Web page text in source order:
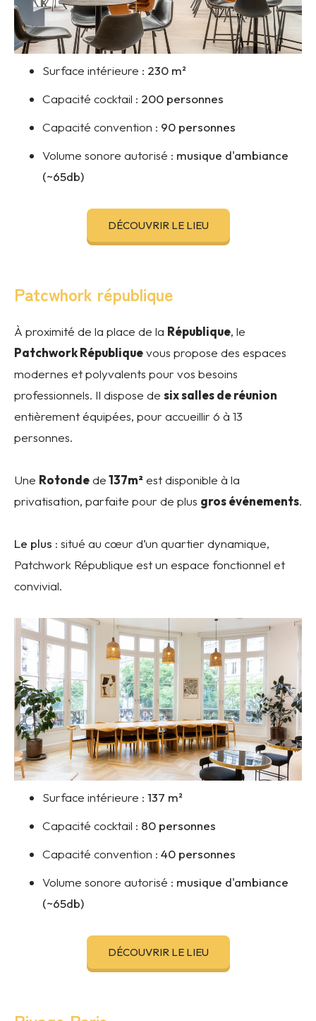
Surface intérieure : 230 m²
Capacité cocktail : 200 personnes
Capacité convention : 90 personnes
Volume sonore autorisé : musique d'ambiance
(~65db)
DÉCOUVRIR LE LIEU
Patcwhork république
À proximité de la place de la République, le
Patchwork Républiquevous propose des espaces
modernes et polyvalents pour vos besoins
professionnels. Il dispose de six salles de réunion
entièrement équipées, pour accueillir 6 à 13
personnes.
Une Rotondede137m²est disponible à la
privatisation, parfaite pour de plus gros événements.
Le plus : situé au cœur d’un quartier dynamique,
Patchwork République est un espace fonctionnel et
convivial.
Surface intérieure : 137 m²
Capacité cocktail : 80 personnes
Capacité convention : 40 personnes
Volume sonore autorisé : musique d'ambiance
(~65db)
DÉCOUVRIR LE LIEU